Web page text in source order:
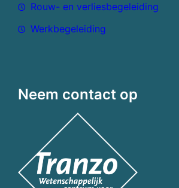
Rouw- en verliesbegeleiding
Werkbegeleiding
Neem contact op